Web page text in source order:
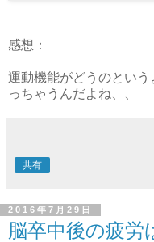
感想：
運動機能がどうのとい
っちゃうんだよね、、
共有
2016年7月29日
脳卒中後の疲